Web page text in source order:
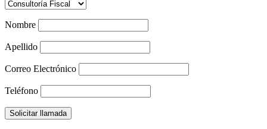
Nombre
Apellido
Correo Electrónico
Teléfono
Solicitar llamada